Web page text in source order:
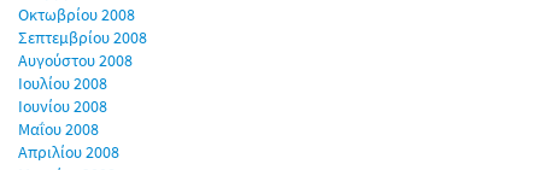
Οκτωβρίου 2008
Σεπτεμβρίου 2008
Αυγούστου 2008
Ιουλίου 2008
Ιουνίου 2008
Μαΐου 2008
Απριλίου 2008